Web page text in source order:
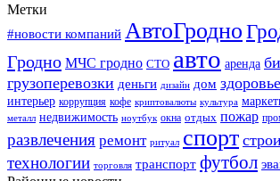
Метки
#новости компаний АвтоГродно
Гродно МЧС гродно СТО авто аренда
грузоперевозки деньги дизайн дом здоровье
интерьер коррупция кофе криптовалюты культура
металл недвижимость ноутбук окна отдых пожар
развлечения ремонт ритуал спорт
технологии торговля транспорт футбол